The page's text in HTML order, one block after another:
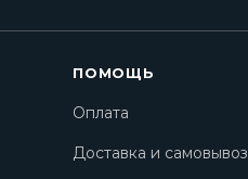
ПОМОЩЬ
Оплата
Доставка и самовывоз